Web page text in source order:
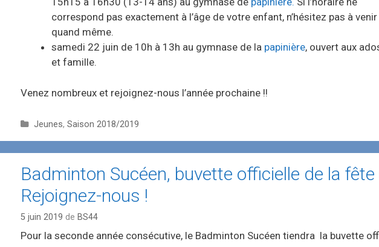
correspond pas exactement à l’âge de votre enfant, n’hésitez pas à venir
quand même.
samedi 22 juin de 10h à 13h au gymnase de la papinière, ouvert aux
et famille.
Venez nombreux et rejoignez-nous l’année prochaine !!
C
g
r
i
s
Jeunes, Saison 2018/2019
Badminton Sucéen, buvette officielle de la
Rejoignez-nous !
5 juin 2019 de BS44
Pour la seconde année consécutive, le Badminton Sucéen tiendra la buvette